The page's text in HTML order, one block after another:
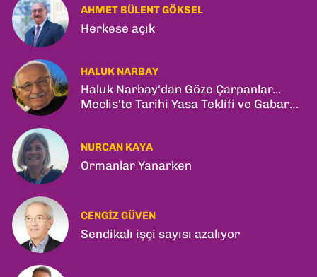
AHMET BÜLENT GÖKSEL
Herkese açık
HALUK NARBAY
Haluk Narbay'dan Göze Çarpanlar...
Meclis'te Tarihi Yasa Teklifi ve Gabar
NURCAN KAYA
Ormanlar Yanarken
CENGIZ GÜVEN
Sendikalı işçi sayısı azalıyor